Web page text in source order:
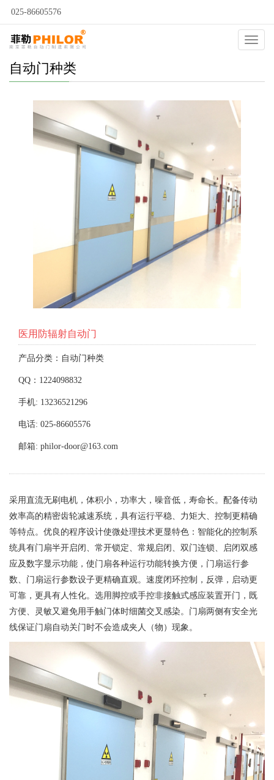
025-86605576
自动门种类
医用防辐射自动门
产品分类：自动门种类
QQ：1224098832
手机: 13236521296
电话: 025-86605576
邮箱: philor-door@163.com
采用直流无刷电机，体积小，功率大，噪音低，寿命长。配备传动
效率高的精密齿轮减速系统，具有运行平稳、力矩大、控制更精确
等特点。优良的程序设计使微处理技术更显特色：智能化的控制系
统具有门扇半开启闭、常开锁定、常规启闭、双门连锁、启闭双感
应及数字显示功能，使门扇各种运行功能转换方便，门扇运行参
数、门扇运行参数设子更精确直观。速度闭环控制，反弹，启动更
可靠，更具有人性化。选用脚控或手控非接触式感应装置开门，既
方便、灵敏又避免用手触门体时细菌交叉感染。门扇两侧有安全光
线保证门扇自动关门时不会造成夹人（物）现象。